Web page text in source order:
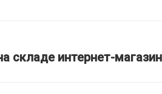
складе интернет-